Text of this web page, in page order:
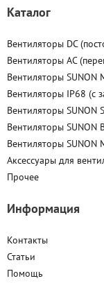
Каталог
Вентиляторы DC
Вентиляторы AC
Вентиляторы SUNON
Вентиляторы IP68 (c
Вентиляторы SUNON
Вентиляторы SUNON
Вентиляторы SUNON
Аксессуары для
Прочее
Информация
Контакты
Статьи
Помощь